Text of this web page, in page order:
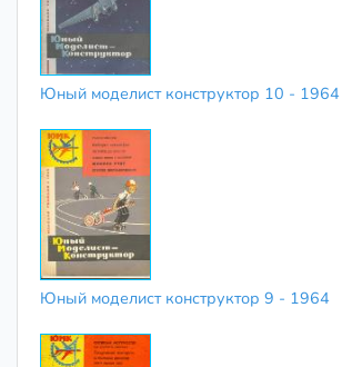
Юный моделист конструктор 10 - 1964
Юный моделист конструктор 9 - 1964